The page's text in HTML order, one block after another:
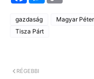
e
b
o
L
gazdaság Magyar Péter
Tisza Párt
RÉGEBBI